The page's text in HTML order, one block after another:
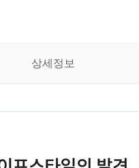
상세정보